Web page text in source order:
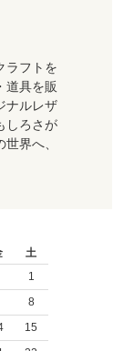
ラフトを
道具を販
ナルレザ
しろさが
界へ、
土
1
8
15